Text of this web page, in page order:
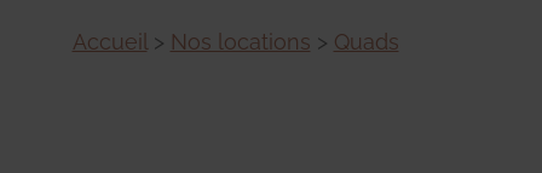
Accueil > Nos locations > Quads